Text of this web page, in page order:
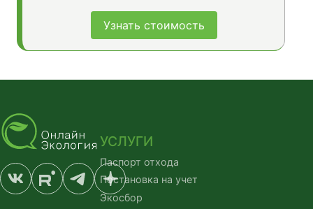
Узнать стоимость
УСЛУГИ
Паспорт отхода
Постановка на учет
Экосбор